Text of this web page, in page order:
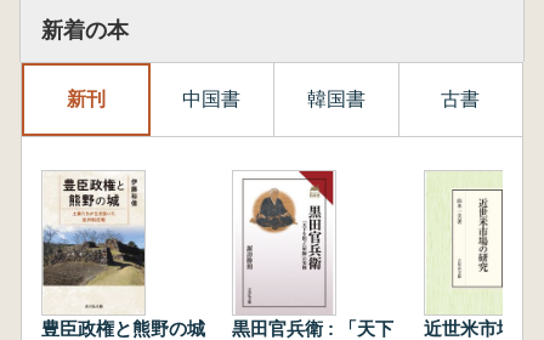
新着の本
新刊 中国書 韓国書 古書
豊臣政権と熊野の城
黒田官兵衛 : 「天下
近世米市場の